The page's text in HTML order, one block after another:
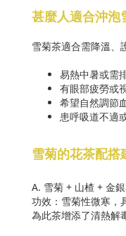
甚麼人適合沖泡
雪菊茶適合需降溫、
易熱中暑或需
有眼部疲勞或
希望自然調節
患呼吸道不適
雪菊的花茶配搭
A. 雪菊 + 山楂 + 金
功效：雪菊性微寒，
為此茶增添了清熱解